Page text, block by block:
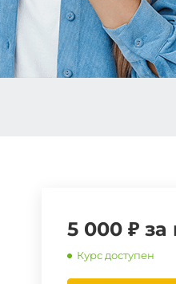
5 000 ₽ за
Курс доступен